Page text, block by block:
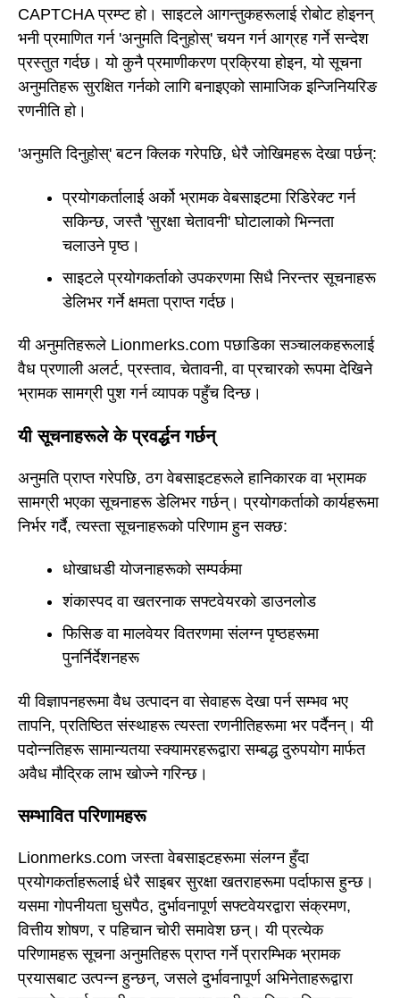
CAPTCHA प्रम्प्ट हो। साइटले आगन्तुकहरूलाई रोबोट होइनन्
भनी प्रमाणित गर्न 'अनुमति दिनुहोस्' चयन गर्न आग्रह गर्ने सन्देश
प्रस्तुत गर्दछ। यो कुनै प्रमाणीकरण प्रक्रिया होइन, यो सूचना
अनुमतिहरू सुरक्षित गर्नको लागि बनाइएको सामाजिक इन्जिनियरिङ
रणनीति हो।
'अनुमति दिनुहोस्' बटन क्लिक गरेपछि, धेरै जोखिमहरू देखा पर्छन्:
प्रयोगकर्तालाई अर्को भ्रामक वेबसाइटमा रिडिरेक्ट गर्न
सकिन्छ, जस्तै 'सुरक्षा चेतावनी' घोटालाको भिन्नता
चलाउने पृष्ठ।
साइटले प्रयोगकर्ताको उपकरणमा सिधै निरन्तर सूचनाहरू
डेलिभर गर्ने क्षमता प्राप्त गर्दछ।
यी अनुमतिहरूले Lionmerks.com पछाडिका सञ्चालकहरूलाई
वैध प्रणाली अलर्ट, प्रस्ताव, चेतावनी, वा प्रचारको रूपमा देखिने
भ्रामक सामग्री पुश गर्न व्यापक पहुँच दिन्छ।
यी सूचनाहरूले के प्रवर्द्धन गर्छन्
अनुमति प्राप्त गरेपछि, ठग वेबसाइटहरूले हानिकारक वा भ्रामक
सामग्री भएका सूचनाहरू डेलिभर गर्छन्। प्रयोगकर्ताको कार्यहरूमा
निर्भर गर्दै, त्यस्ता सूचनाहरूको परिणाम हुन सक्छ:
धोखाधडी योजनाहरूको सम्पर्कमा
शंकास्पद वा खतरनाक सफ्टवेयरको डाउनलोड
फिसिङ वा मालवेयर वितरणमा संलग्न पृष्ठहरूमा
पुनर्निर्देशनहरू
यी विज्ञापनहरूमा वैध उत्पादन वा सेवाहरू देखा पर्न सम्भव भए
तापनि, प्रतिष्ठित संस्थाहरू त्यस्ता रणनीतिहरूमा भर पर्दैनन्। यी
पदोन्नतिहरू सामान्यतया स्क्यामरहरूद्वारा सम्बद्ध दुरुपयोग मार्फत
अवैध मौद्रिक लाभ खोज्ने गरिन्छ।
सम्भावित परिणामहरू
Lionmerks.com जस्ता वेबसाइटहरूमा संलग्न हुँदा
प्रयोगकर्ताहरूलाई धेरै साइबर सुरक्षा खतराहरूमा पर्दाफास हुन्छ।
यसमा गोपनीयता घुसपैठ, दुर्भावनापूर्ण सफ्टवेयरद्वारा संक्रमण,
वित्तीय शोषण, र पहिचान चोरी समावेश छन्। यी प्रत्येक
परिणामहरू सूचना अनुमतिहरू प्राप्त गर्ने प्रारम्भिक भ्रामक
प्रयासबाट उत्पन्न हुन्छन्, जसले दुर्भावनापूर्ण अभिनेताहरूद्वारा